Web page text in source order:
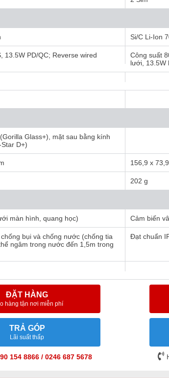
Si/C Li-Ion
13.5W PD/QC; Reverse wired
Công suất
lưới, 13.5W
Glass+), mặt sau bằng kính
D+)
156,9 x
202 g
màn hình, quang học) Cảm biến
bụi và chống nước (chống tia
ngâm trong nước đến 1,5m trong
Đạt chuẩn
ĐẶT HÀNG
hàng tận nơi miễn phí
TRẢ GÓP
Lãi suất thấp
154 8866 / 0246 687 5678